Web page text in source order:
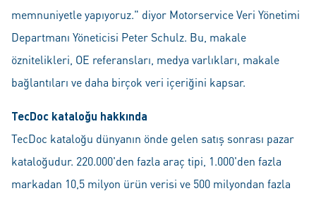
memnuniyetle yapıyoruz." diyor Motorservice Veri Yönetimi
Departmanı Yöneticisi Peter Schulz. Bu, makale
öznitelikleri, OE referansları, medya varlıkları, makale
bağlantıları ve daha birçok veri içeriğini kapsar.
TecDoc kataloğu hakkında
TecDoc kataloğu dünyanın önde gelen satış sonrası pazar
kataloğudur. 220.000'den fazla araç tipi, 1.000'den fazla
markadan 10,5 milyon ürün verisi ve 500 milyondan fazla